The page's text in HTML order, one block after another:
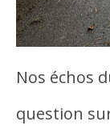
Nos échos
question